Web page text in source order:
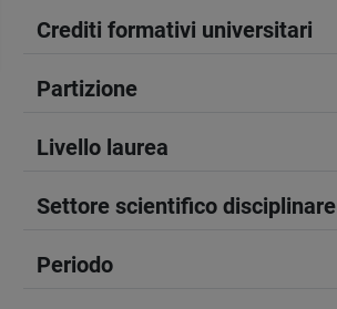
Crediti formativi universitari
Partizione
Livello laurea
Settore scientifico disciplinare
Periodo